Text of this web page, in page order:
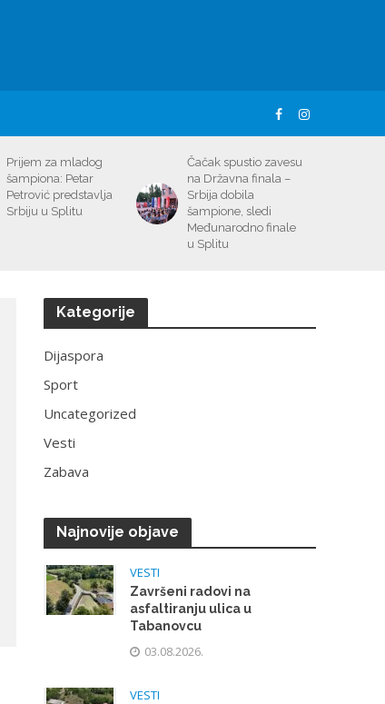
Prijem za mladog
šampiona: Petar
Petrović predstavlja
Srbiju u Splitu
Čačak spustio zavesu
na Državna finala –
Srbija dobila
šampione, sledi
Međunarodno finale
u Splitu
Kategorije
Dijaspora
Sport
Uncategorized
Vesti
Zabava
Najnovije objave
VESTI
Završeni radovi na
asfaltiranju ulica u
Tabanovcu
03.08.2026.
VESTI